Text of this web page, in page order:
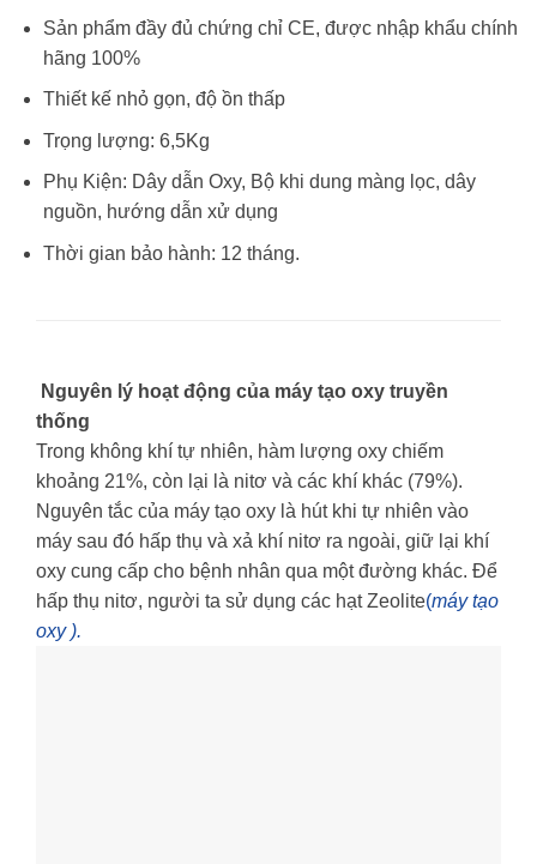
Sản phẩm đầy đủ chứng chỉ CE, được nhập khẩu chính
hãng 100%
Thiết kế nhỏ gọn, độ ồn thấp
Trọng lượng: 6,5Kg
Phụ Kiện: Dây dẫn Oxy, Bộ khi dung màng lọc, dây
nguồn, hướng dẫn xử dụng
Thời gian bảo hành: 12 tháng.
Nguyên lý hoạt động của máy tạo oxy truyền
thống
Trong không khí tự nhiên, hàm lượng oxy chiếm
khoảng 21%, còn lại là nitơ và các khí khác (79%).
Nguyên tắc của máy tạo oxy là hút khi tự nhiên vào
máy sau đó hấp thụ và xả khí nitơ ra ngoài, giữ lại khí
oxy cung cấp cho bệnh nhân qua một đường khác. Để
hấp thụ nitơ, người ta sử dụng các hạt Zeolite(máy tạo
oxy ).